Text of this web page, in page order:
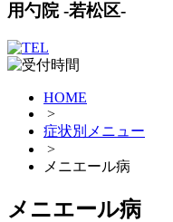
用勺院 -若松区-
HOME
>
症状別メニュー
>
メニエール病
メニエール病